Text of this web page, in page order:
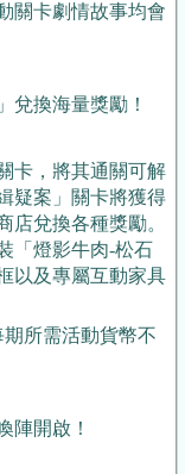
關卡劇情故事均會
兌換海量獎勵！
卡，將其通關可解
疑案」關卡將獲得
店兌換各種獎勵。
「燈影牛肉-松石
以及專屬互動家具
所需活動貨幣不
陣開啟！